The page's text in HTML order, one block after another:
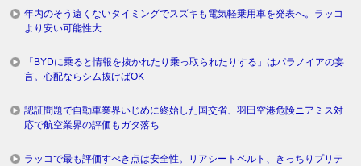
年内のそう遠くないタイミングでスズキも電気軽乗用車を発表へ。ラッコ
より安い可能性大
「BYDに乗ると情報を抜かれたり乗っ取られたりする」はパラノイアの妄
言。心配ならシム抜けばOK
認証問題で自動車業界いじめに終始した国交省、羽田空港危険ニアミス対
応で航空業界の評価もガタ落ち
ラッコで最も評価すべき点は安全性。リアシートベルト、きっちりプリテ